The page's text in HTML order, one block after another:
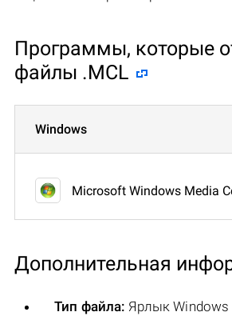
Программы, которые
файлы .MCL
Windows
Microsoft Windows Media
Дополнительная
Тип файла: Ярлык Windows